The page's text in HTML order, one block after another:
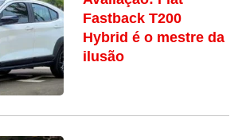
Fastback T200
Hybrid é o mestre da
ilusão